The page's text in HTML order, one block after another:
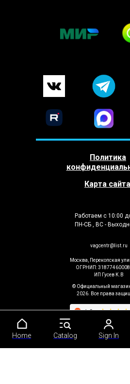
Home Catalog Sign In
Home Catalog Sign In
Москва, Перекопская
ОГРНИП:
ИП Гусев К.В
vagcentr@list.ru
© Официальный
2026. Все права
Работаем с 10:00
ПН-СБ , ВС -
Политика
Карта сайта